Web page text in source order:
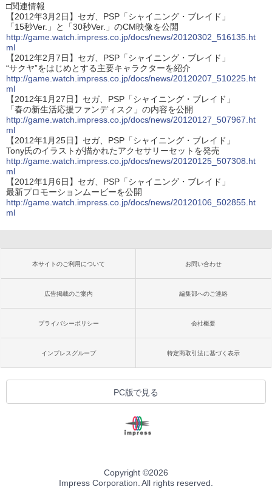
□関連情報
【2012年3月2日】セガ、PSP「シャイニング・ブレイド」
「15秒Ver.」と「30秒Ver.」のCM映像を公開
http://game.watch.impress.co.jp/docs/news/20120302_516135.ht
ml
【2012年2月7日】セガ、PSP「シャイニング・ブレイド」
“サクヤ”をはじめとする主要キャラクターを紹介
http://game.watch.impress.co.jp/docs/news/20120207_510225.ht
ml
【2012年1月27日】セガ、PSP「シャイニング・ブレイド」
「春の新生活応援ファンディスク」の内容を公開
http://game.watch.impress.co.jp/docs/news/20120127_507967.ht
ml
【2012年1月25日】セガ、PSP「シャイニング・ブレイド」
Tony氏のイラストが描かれたアクセサリーセットを発売
http://game.watch.impress.co.jp/docs/news/20120125_507308.ht
ml
【2012年1月6日】セガ、PSP「シャイニング・ブレイド」
最新プロモーションムービーを公開
http://game.watch.impress.co.jp/docs/news/20120106_502855.ht
ml
本サイトのご利用について お問い合わせ
広告掲載のご案内 編集部へのご連絡
プライバシーポリシー 会社概要
インプレスグループ 特定商取引法に基づく表示
PC版で見る
Copyright ©2026
Impress Corporation. All rights reserved.